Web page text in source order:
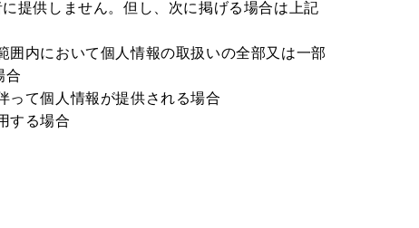
提供しません。但し、次に掲げる場合は上記
囲内において個人情報の取扱いの全部又は一部
合
って個人情報が提供される場合
する場合